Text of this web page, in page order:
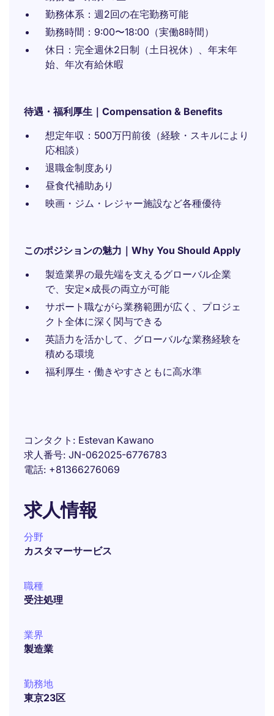
勤務体系：週2回の在宅勤務可能
勤務時間：9:00〜18:00（実働8時間）
休日：完全週休2日制（土日祝休）、年末年
始、年次有給休暇
待遇・福利厚生｜Compensation & Benefits
想定年収：500万円前後（経験・スキルにより
応相談）
退職金制度あり
昼食代補助あり
映画・ジム・レジャー施設など各種優待
このポジションの魅力｜Why You Should Apply
製造業界の最先端を支えるグローバル企業
で、安定×成長の両立が可能
サポート職ながら業務範囲が広く、プロジェ
クト全体に深く関与できる
英語力を活かして、グローバルな業務経験を
積める環境
福利厚生・働きやすさともに高水準
コンタクト
Estevan Kawano
求人番号 JN-062025-6776783
電話 +81366276069
求人情報
分野
カスタマーサービス
職種
受注処理
業界
製造業
勤務地
東京23区